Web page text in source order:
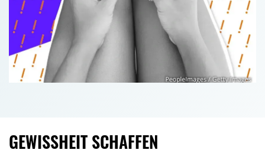
GEWISSHEIT SCHAFFEN